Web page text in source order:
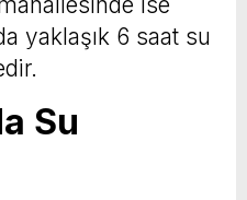
yaklaşık 6 saat su
Su